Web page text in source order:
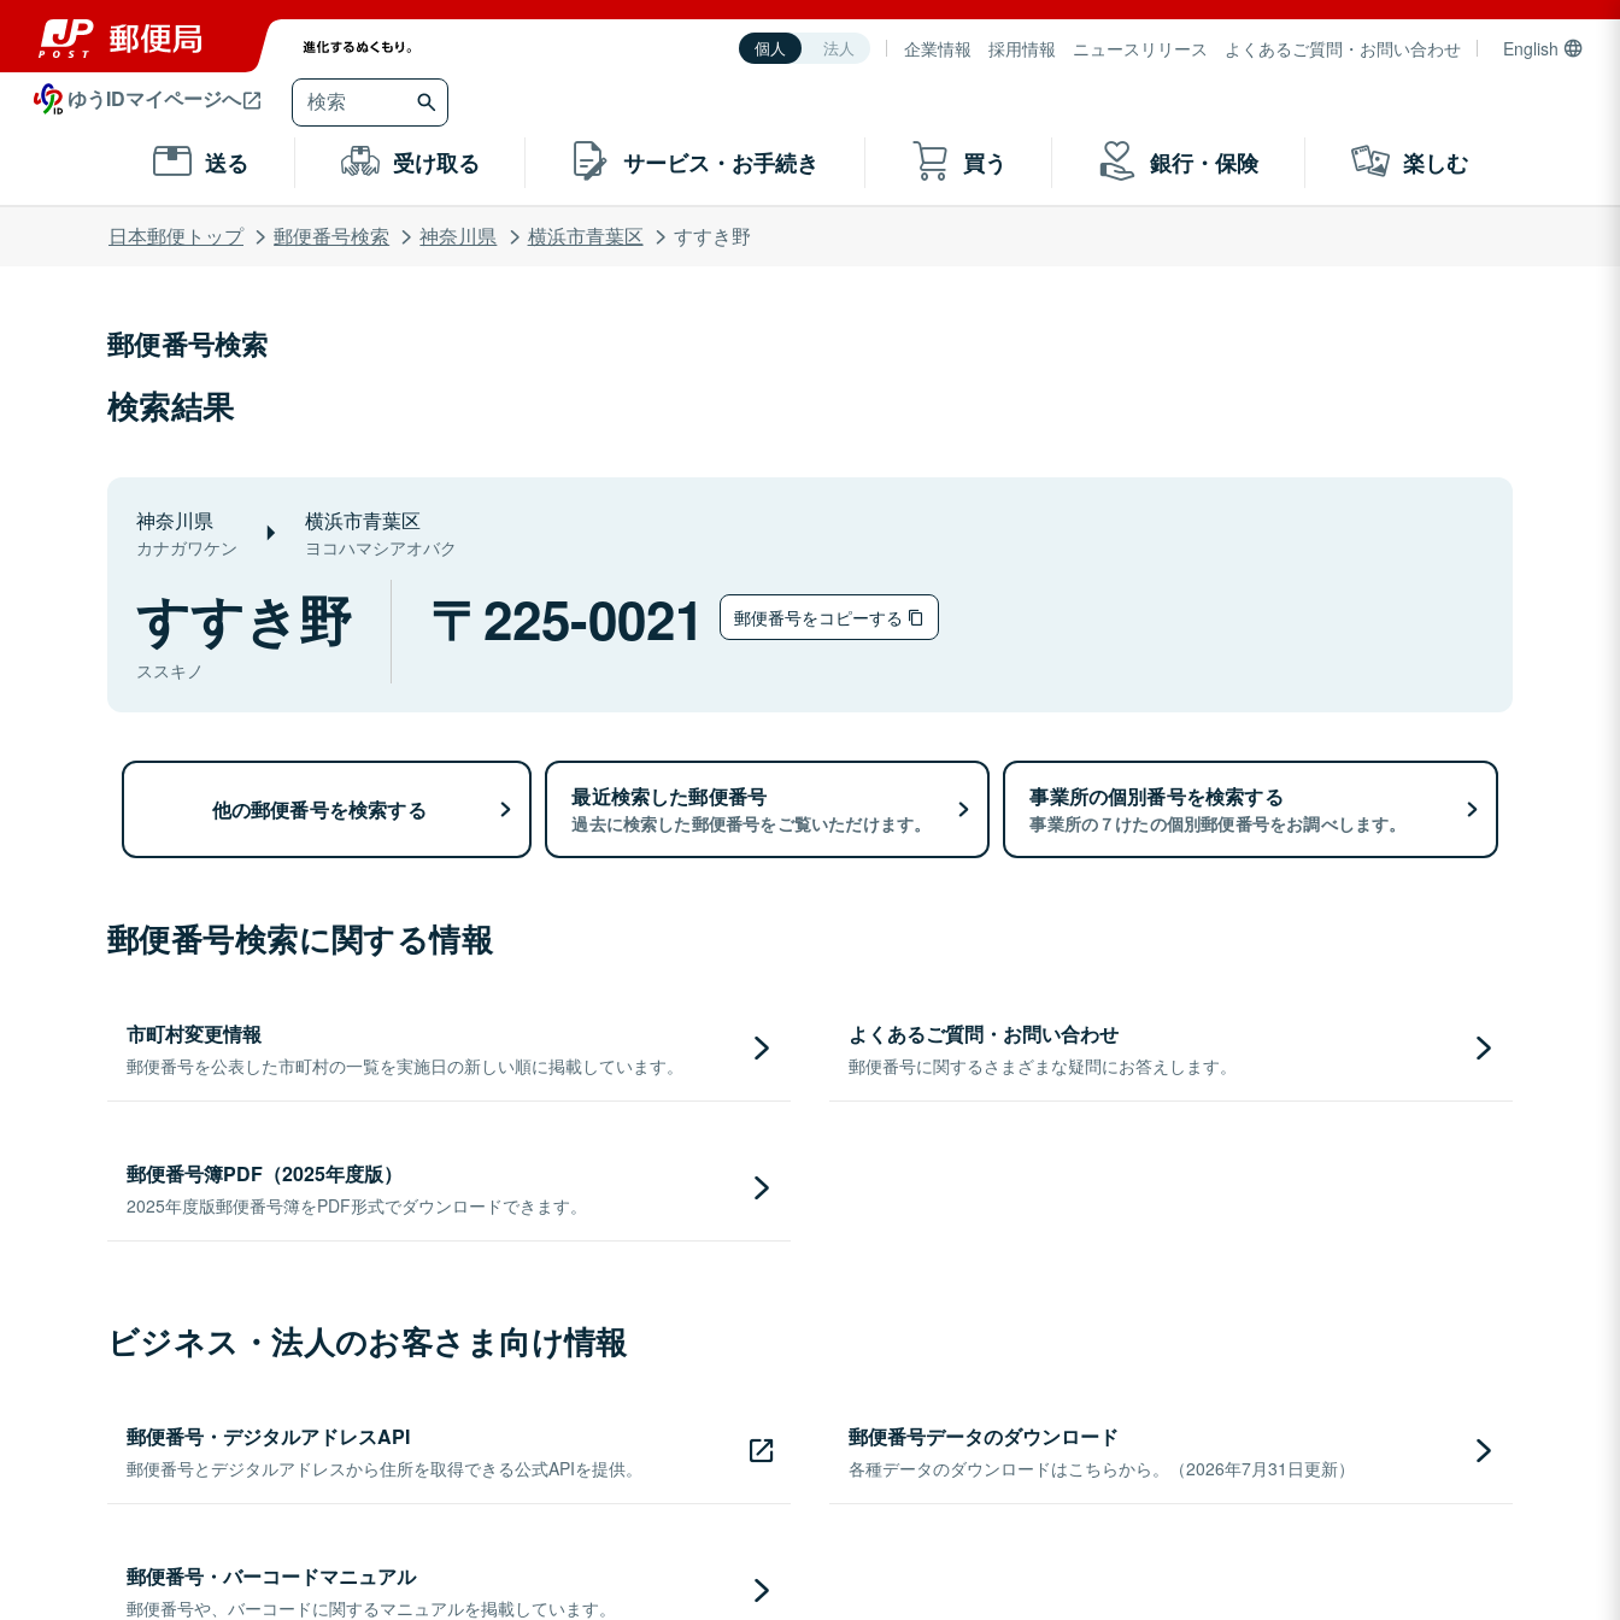
個人 法人 企業情報 採用情報 ニュースリリース よくあるご質問・お問い合わせ English
ゆうIDマイページへ
送る 受け取る サービス・お手続き 買う 銀行・保険 楽しむ
日本郵便トップ 郵便番号検索 神奈川県 横浜市青葉区 すすき野
郵便番号検索
検索結果
神奈川県
カナガワケン
横浜市青葉区
ヨコハマシアオバク
すすき野
ススキノ
225-0021 郵便番号をコピーする
他の郵便番号を検索する 最近検索した郵便番号
過去に検索した郵便番号をご覧いただけます。
事業所の個別番号を検索する
事業所の７けたの個別郵便番号をお調べします。
郵便番号検索に関する情報
市町村変更情報
郵便番号を公表した市町村の一覧を実施日の新しい順に掲載しています。
よくあるご質問・お問い合わせ
郵便番号に関するさまざまな疑問にお答えします。
郵便番号簿PDF（2025年度版）
2025年度版郵便番号簿をPDF形式でダウンロードできます。
ビジネス・法人のお客さま向け情報
郵便番号・デジタルアドレスAPI
郵便番号とデジタルアドレスから住所を取得できる公式APIを提供。
郵便番号データのダウンロード
各種データのダウンロードはこちらから。（2026年7月31日更新）
郵便番号・バーコードマニュアル
郵便番号や、バーコードに関するマニュアルを掲載しています。